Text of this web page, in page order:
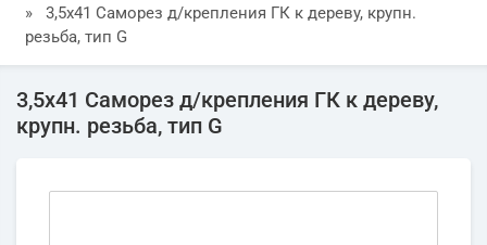
»
3,5х41 Саморез д/крепления ГК к дереву, крупн.
резьба, тип G
3,5х41 Саморез д/крепления ГК к дереву,
крупн. резьба, тип G